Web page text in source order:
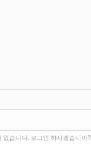
없습니다. 로그인 하시겠습니까?